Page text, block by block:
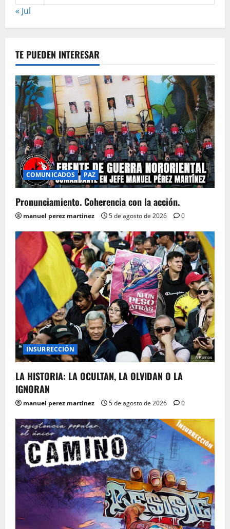
« Jul
TE PUEDEN INTERESAR
COMUNICADOS PAZ
Pronunciamiento. Coherencia con la acción.
manuel perez martinez 5 de agosto de 2026 0
INSURRECCIÓN
LA HISTORIA: LA OCULTAN, LA OLVIDAN O LA
IGNORAN
manuel perez martinez 5 de agosto de 2026 0